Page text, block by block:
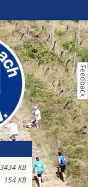
3434 KB
154 KB
Feedback